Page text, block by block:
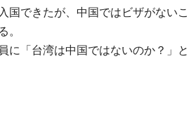
国できたが、中国ではビザがないこ
。
に「台湾は中国ではないのか？」と